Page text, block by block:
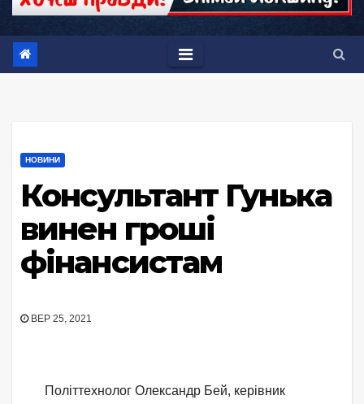
НОВИНИ
Консультант Гунька
винен гроші
фінансистам
ВЕР 25, 2021
Політтехнолог Олександр Бей, керівник